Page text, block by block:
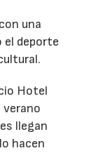
una
el deporte
Hotel
verano
llegan
hacen